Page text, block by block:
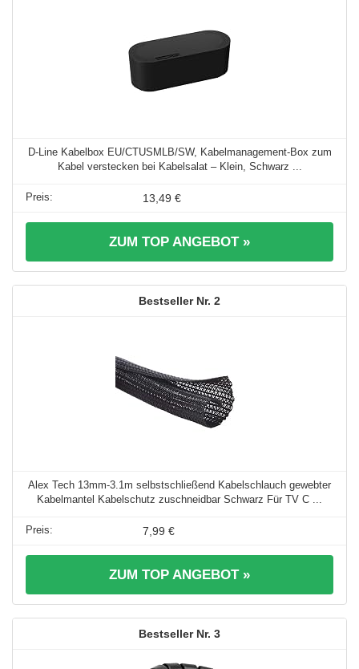
D-Line Kabelbox EU/CTUSMLB/SW, Kabelmanagement-Box zum
Kabel verstecken bei Kabelsalat – Klein, Schwarz ...
13,49 €
ZUM TOP ANGEBOT »
2
Alex Tech 13mm-3.1m selbstschließend Kabelschlauch gewebter
Kabelmantel Kabelschutz zuschneidbar Schwarz Für TV C ...
7,99 €
ZUM TOP ANGEBOT »
3